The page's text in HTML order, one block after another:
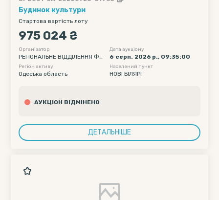
Будинок культури
Стартова вартість лоту
975 024 ₴
Організатор
РЕГІОНАЛЬНЕ ВІДДІЛЕННЯ ФО
НДУ ДЕРЖАВНОГО МАЙНА УК
РАЇНИ ПО ОДЕСЬКІЙ ТА МИКО
Дата аукціону
6 серп. 2026 р., 09:35:00
Регіон активу
Одеська область
Населений пункт
НОВІ БІЛЯРІ
АУКЦІОН ВІДМІНЕНО
ДЕТАЛЬНІШЕ